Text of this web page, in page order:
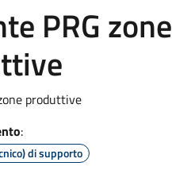
PRG zone
produttive
:
di supporto